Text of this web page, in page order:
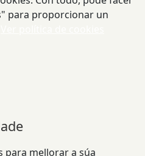
para proporcionar un
para mellorar a súa